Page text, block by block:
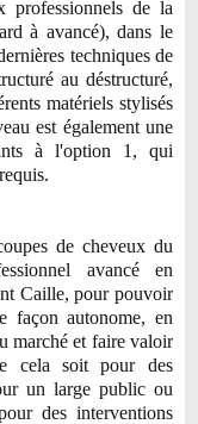
professionnels de la
à avancé), dans le
techniques de
au déstructuré,
matériels stylisés
est également une
à l'option 1, qui
de cheveux du
avancé en
Caille, pour pouvoir
façon autonome, en
marché et faire valoir
cela soit pour des
un large public ou
des interventions